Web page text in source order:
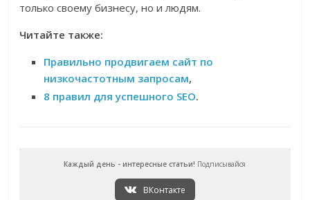
только своему бизнесу, но и людям.
Читайте также:
Правильно продвигаем сайт по
низкочастотным запросам,
8 правил для успешного SEO.
Каждый день - интересные статьи! Подписывайся
ВКонтакте